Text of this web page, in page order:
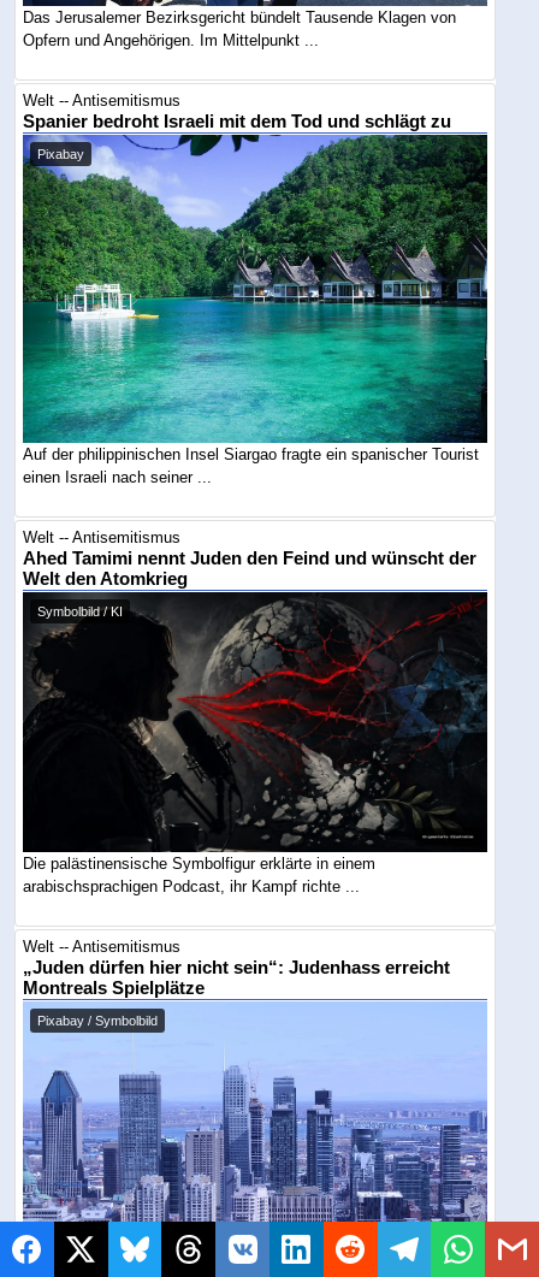
Das Jerusalemer Bezirksgericht bündelt Tausende Klagen von
Opfern und Angehörigen. Im Mittelpunkt ...
Welt -- Antisemitismus
Spanier bedroht Israeli mit dem Tod und schlägt zu
Pixabay
Auf der philippinischen Insel Siargao fragte ein spanischer Tourist
einen Israeli nach seiner ...
Welt -- Antisemitismus
Ahed Tamimi nennt Juden den Feind und wünscht der
Welt den Atomkrieg
Symbolbild / KI
Die palästinensische Symbolfigur erklärte in einem
arabischsprachigen Podcast, ihr Kampf richte ...
Welt -- Antisemitismus
„Juden dürfen hier nicht sein“: Judenhass erreicht
Montreals Spielplätze
Pixabay / Symbolbild